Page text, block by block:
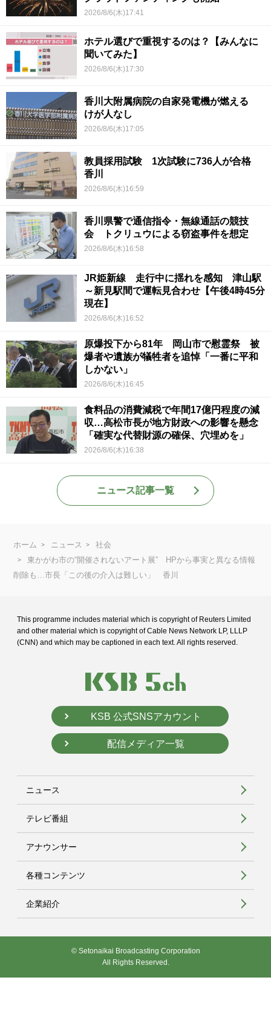
2026/8/6(木)17:41
ホテル選びで重視するのは？【みんなに
聞いてみた】
2026/8/6(木)17:30
香川大附属病院の自家発電機が燃える
けが人なし
2026/8/6(木)17:05
教員採用試験 1次試験に736人が合格
香川
2026/8/6(木)16:59
香川県警で通信指令・無線通話の競技
会 トクリュウによる窃盗事件を想定
2026/8/6(木)16:58
JR姫新線 走行中に揺れを感知 津山駅
～新見駅間で運転見合わせ【午後4時45分
現在】
2026/8/6(木)16:52
原爆投下から81年 岡山市で慰霊祭 被
爆者や遺族が犠牲者を追悼「一番に平和
しかない」
2026/8/6(木)16:45
食料品の消費減税で年間17億円程度の減
収…高松市長が地方財政への影響を懸念
「確実な代替財源の確保、穴埋めを」
2026/8/6(木)16:38
ニュース記事一覧
ホーム ニュース
社会
東かがわ市の“開催されないアート展” HPから事実と異なる情報
削除も…市長「この後の介入は難しい」 香川
This programme includes material which is copyright of Reuters Limited
and other material which is copyright of Cable News Network LP, LLLP
(CNN) and which may be captioned in each text. All rights reserved.
KSB 公式SNSアカウント
配信メディア一覧
ニュース
テレビ番組
アナウンサー
各種コンテンツ
企業紹介
© Setonaikai Broadcasting Corporation
All Rights Reserved.